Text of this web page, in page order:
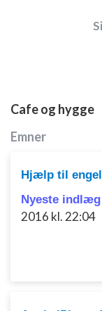
Cafe og hygge
Emner
Hjælp til
Nyeste indlæg
2016 kl. 22:04
Måle
kilder
Udvikle og
Bruge
indhold
IAB Special Features: